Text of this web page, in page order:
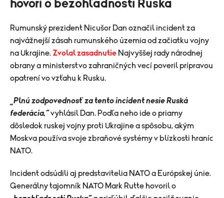
hovorí o bezohľadnosti Ruska
Rumunský prezident Nicušor Dan označil incident za
najvážnejší zásah rumunského územia od začiatku vojny
na Ukrajine. Zvolal zasadnutie Najvyššej rady národnej
obrany a ministerstvo zahraničných vecí poveril prípravou
opatrení vo vzťahu k Rusku.
„Plnú zodpovednosť za tento incident nesie Ruská
federácia,“vyhlásil Dan. Podľa neho ide o priamy
dôsledok ruskej vojny proti Ukrajine a spôsobu, akým
Moskva používa svoje zbraňové systémy v blízkosti hraníc
NATO.
Incident odsúdili aj predstavitelia NATO a Európskej únie.
Generálny tajomník NATO Mark Rutte hovoril o